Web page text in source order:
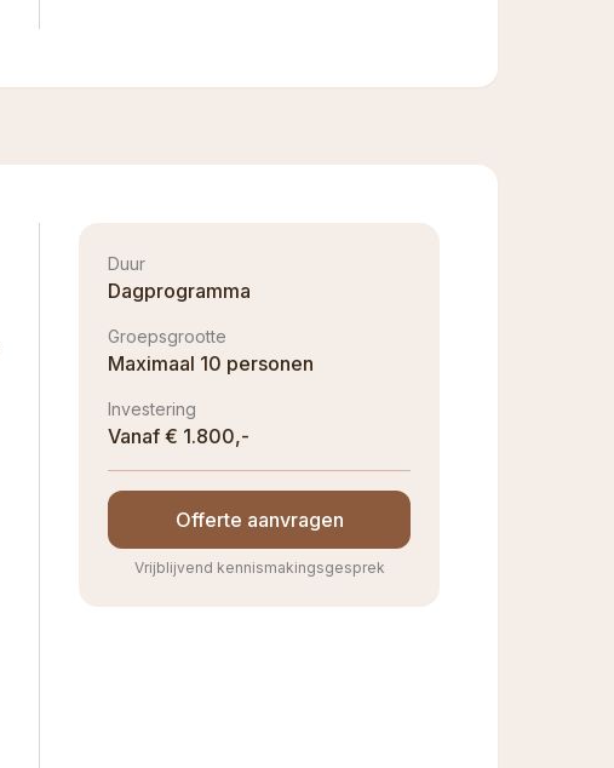
Duur
Dagprogramma
Groepsgrootte
Maximaal 10 personen
Investering
Vanaf € 1.800,-
Offerte aanvragen
Vrijblijvend kennismakingsgesprek